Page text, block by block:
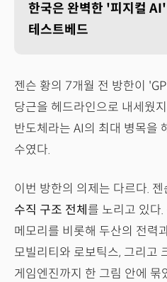
한국은 완벽한 '피지컬 AI'
테스트베드
젠슨 황의 7개월 전 방한이
당근을 헤드라인으로 내세웠
반도체라는 AI의 최대 병목을
수였다.
이번 방한의 의제는 다르다. 젠
수직 구조 전체 를 노리고 있다
메모리를 비롯해 두산의 전력
모빌리티와 로보틱스, 그리고
게임엔진까지 한 그림 안에 묶